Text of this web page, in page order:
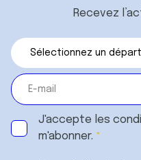
Recevez
J'accepte les
m'abonner.